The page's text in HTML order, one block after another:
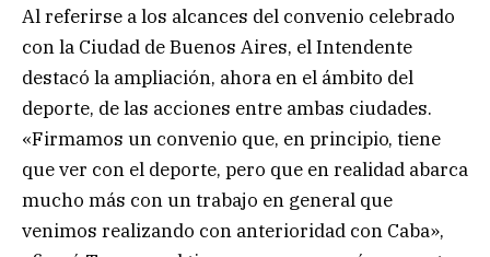
Al referirse a los alcances del convenio celebrado
con la Ciudad de Buenos Aires, el Intendente
destacó la ampliación, ahora en el ámbito del
deporte, de las acciones entre ambas ciudades.
«Firmamos un convenio que, en principio, tiene
que ver con el deporte, pero que en realidad abarca
mucho más con un trabajo en general que
venimos realizando con anterioridad con Caba»,